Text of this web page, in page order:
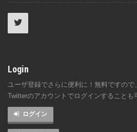
Login
ユーザ登録でさらに便利に！無料ですので
Twitterのアカウントでログインすることも
ログイン